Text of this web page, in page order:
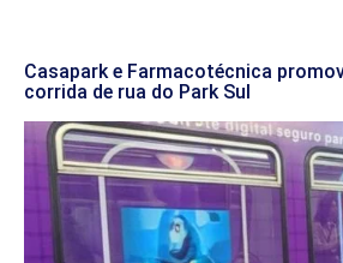
Casapark e Farmacotécnica
corrida de rua do Park Sul